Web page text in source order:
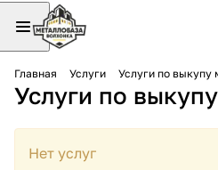
Главная Услуги Услуги по выкупу
Услуги по
Нет услуг